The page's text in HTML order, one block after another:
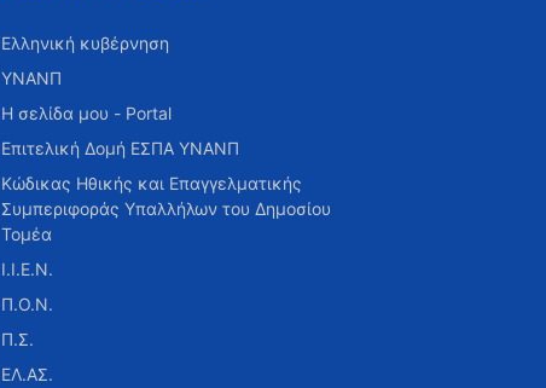
Ελληνική κυβέρνηση
ΥΝΑΝΠ
Η σελίδα μου - Portal
Επιτελική Δομή ΕΣΠΑ ΥΝΑΝΠ
Κώδικας Ηθικής και Επαγγελματικής
Συμπεριφοράς Υπαλλήλων του Δημοσίου
Τομέα
Ι.Ι.Ε.Ν.
Π.Ο.Ν.
Π.Σ.
ΕΛ.ΑΣ.